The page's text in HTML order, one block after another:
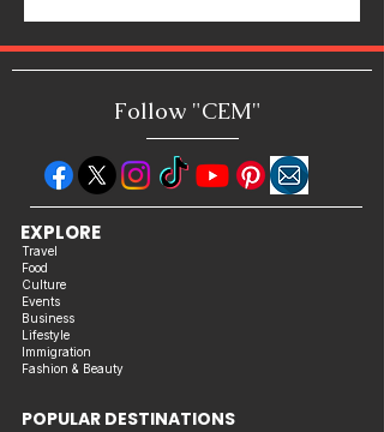
Follow "CEM"
Travel
Food
Culture
Events
Business
Lifestyle
Immigration
Fashion & Beauty
EXPLORE
POPULAR DESTINATIONS